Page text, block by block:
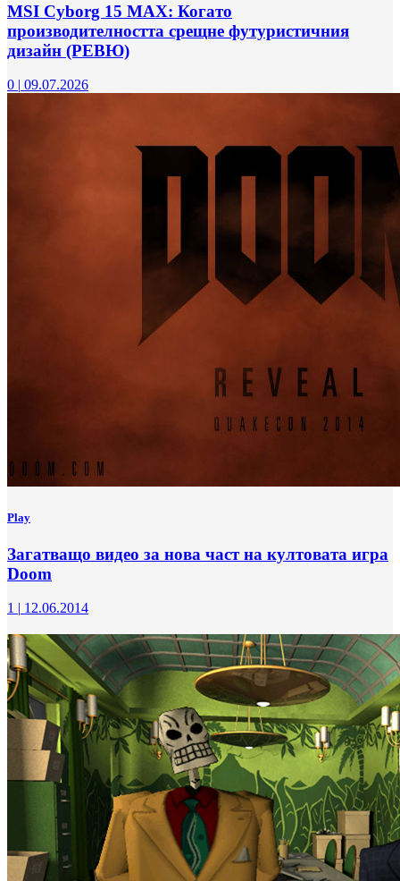
MSI Cyborg 15 MAX: Когато
производителността срещне футуристичния
дизайн (РЕВЮ)
0 | 09.07.2026
Play
Загатващо видео за нова част на култовата игра
Doom
1 | 12.06.2014